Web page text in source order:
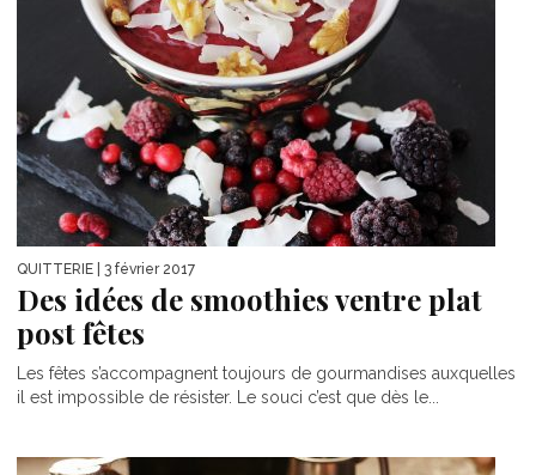
QUITTERIE | 3 février 2017
Des idées de smoothies ventre plat
post fêtes
Les fêtes s’accompagnent toujours de gourmandises auxquelles
il est impossible de résister. Le souci c’est que dès le...